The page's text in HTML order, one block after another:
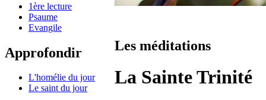
1ère lecture
Psaume
Evangile
Approfondir
L'homélie du jour
Le saint du jour
Les méditations
La Sainte Trinité